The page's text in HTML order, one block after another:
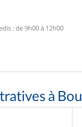
: de 9h00 à 12h00
à